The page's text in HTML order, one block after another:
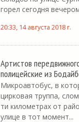
горел сегодня
20:33, 14 августа 2018 г.
Артистов
полицейские из
Микроавтобус, в
цирковая труппа,
ти километрах от
улице в тот момент...